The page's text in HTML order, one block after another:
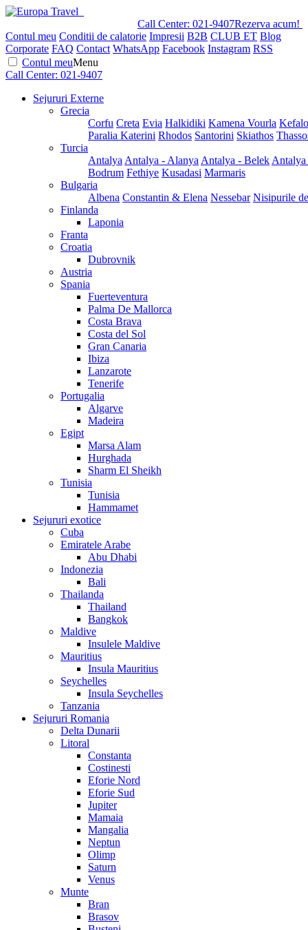
Call Center: 021-9407Rezerva acum!
Contul meu Conditii de calatorie Impresii B2B CLUB ET Blog
Corporate FAQ Contact WhatsApp Facebook Instagram RSS
Contul meuMenu
Call Center: 021-9407
Sejururi Externe
Grecia
Corfu Creta Evia Halkidiki Kamena Vourla
Paralia Katerini Rhodos Santorini Skiathos
Turcia
Antalya Antalya - Alanya Antalya - Belek
Bodrum Fethiye Kusadasi Marmaris
Bulgaria
Albena Constantin & Elena Nessebar Nisipurile
Finlanda
Laponia
Franta
Croatia
Dubrovnik
Austria
Spania
Fuerteventura
Palma De Mallorca
Costa Brava
Costa del Sol
Gran Canaria
Ibiza
Lanzarote
Tenerife
Portugalia
Algarve
Madeira
Egipt
Marsa Alam
Hurghada
Sharm El Sheikh
Tunisia
Tunisia
Hammamet
Sejururi exotice
Cuba
Emiratele Arabe
Abu Dhabi
Indonezia
Bali
Thailanda
Thailand
Bangkok
Maldive
Insulele Maldive
Mauritius
Insula Mauritius
Seychelles
Insula Seychelles
Tanzania
Sejururi Romania
Delta Dunarii
Litoral
Constanta
Costinesti
Eforie Nord
Eforie Sud
Jupiter
Mamaia
Mangalia
Neptun
Olimp
Saturn
Venus
Munte
Bran
Brasov